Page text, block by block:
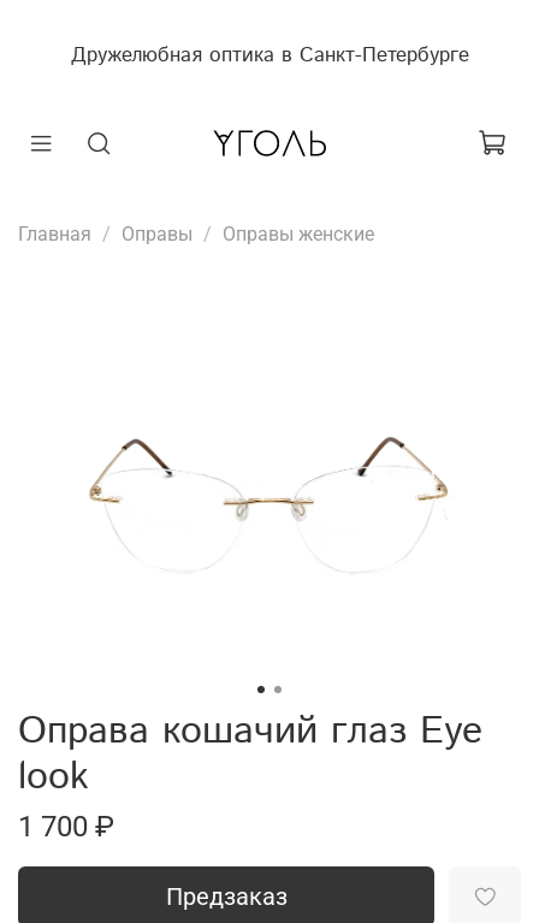
Дружелюбная оптика в Санкт-Петербурге
Главная Оправы Оправы женские
Оправа кошачий глаз Eye
look
1 700 ₽
Предзаказ